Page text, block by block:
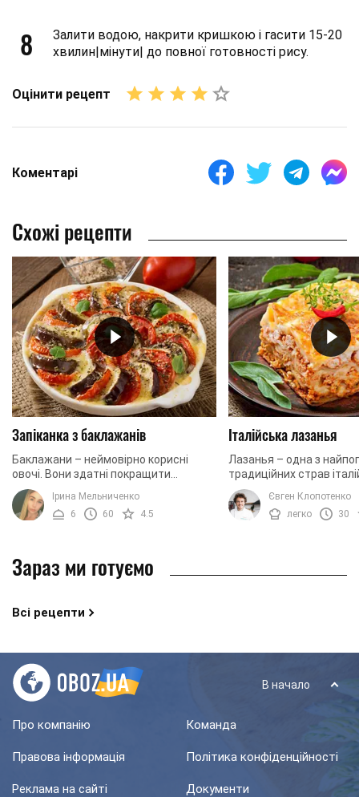
8
Залити водою, накрити кришкою і гасити 15-20
хвилин|мінути| до повної готовності рису.
Оцінити рецепт
Коментарі
Схожі рецепти
Запіканка з баклажанів
Баклажани – неймовірно корисні
овочі. Вони здатні покращити
пам'ять, а також служать
прекрасним антиоксидантом. Крім
того, вживання баклажанів ...
Ірина Мельниченко
6
60 4.5
Італійська лазанья
Лазанья – одна з
традиційних страв
її основі соковитий
багато сиру і ніжне
Євген Клопотенко
легко
30
Зараз ми готуємо
Всі рецепти
В начало
Про компанію Команда
Правова інформація Політика конфіденційності
Реклама на сайті Документи